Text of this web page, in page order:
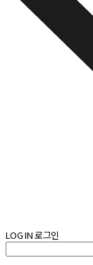
LOG IN로그인